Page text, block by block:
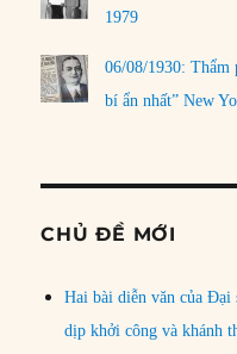
1979
06/08/1930: Thẩm
bí ẩn nhất” New
CHỦ ĐỀ MỚI
Hai bài diễn văn của
dịp khởi công và khánh